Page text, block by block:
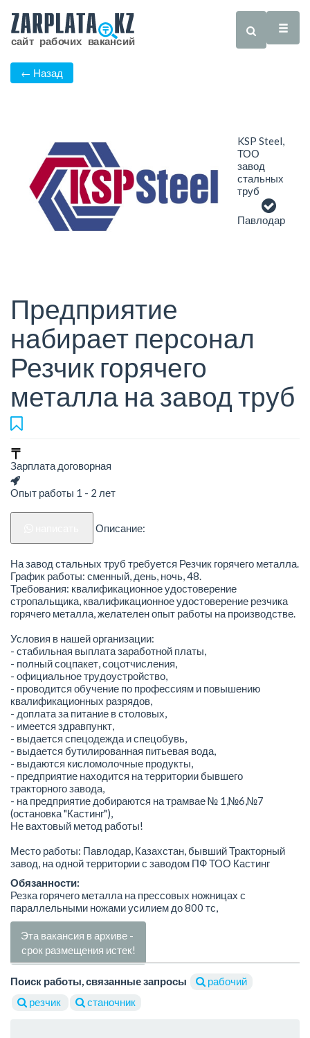
← Назад
KSP Steel,
ТОО
завод
стальных
труб
Павлодар
Предприятие
набирает персонал
Резчик горячего
металла на завод труб
Зарплата договорная
Опыт работы 1 - 2 лет
Описание:
На завод стальных труб требуется Резчик горячего металла.
График работы: сменный, день, ночь, 48.
Требования: квалификационное удостоверение
стропальщика, квалификационное удостоверение резчика
горячего металла, желателен опыт работы на производстве.
Условия в нашей организации:
- стабильная выплата заработной платы,
- полный соцпакет, соцотчисления,
- официальное трудоустройство,
- проводится обучение по профессиям и повышению
квалификационных разрядов,
- доплата за питание в столовых,
- имеется здравпункт,
- выдается спецодежда и спецобувь,
- выдается бутилированная питьевая вода,
- выдаются кисломолочные продукты,
- предприятие находится на территории бывшего
тракторного завода,
- на предприятие добираются на трамвае № 1,№6,№7
(остановка "Кастинг"),
Не вахтовый метод работы!
Место работы: Павлодар, Казахстан, бывший Тракторный
завод, на одной территории с заводом ПФ ТОО Кастинг
Обязанности:
Резка горячего металла на прессовых ножницах с
параллельными ножами усилием до 800 тс,
Эта вакансия в архиве -
срок размещения истек!
Поиск работы, связанные запросы
рабочий
резчик
станочник